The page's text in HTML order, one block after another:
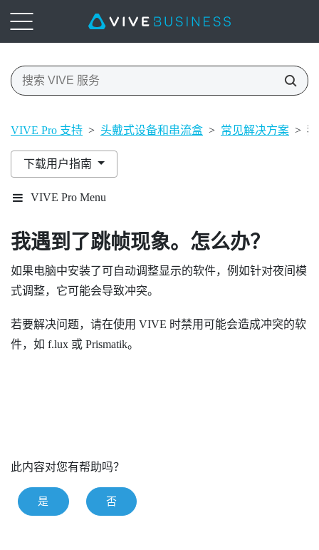
VIVE Pro 支持 > 头戴式设备和串流盒 > 常见解决方案 >
下载用户指南
VIVE Pro Menu
我遇到了跳帧现象。怎么办？
如果电脑中安装了可自动调整显示的软件，例如针对夜间模
式调整，它可能会导致冲突。
若要解决问题，请在使用 VIVE 时禁用可能会造成冲突的软
件，如 f.lux 或 Prismatik。
此内容对您有帮助吗？
是 否